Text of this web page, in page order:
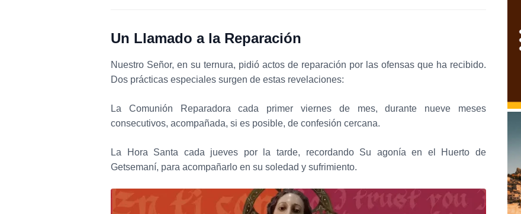
Un Llamado a la Reparación
Nuestro Señor, en su ternura, pidió actos de reparación por las ofensas que ha recibido.
Dos prácticas especiales surgen de estas revelaciones:
La Comunión Reparadora cada primer viernes de mes, durante nueve meses
consecutivos, acompañada, si es posible, de confesión cercana.
La Hora Santa cada jueves por la tarde, recordando Su agonía en el Huerto de
Getsemaní, para acompañarlo en su soledad y sufrimiento.